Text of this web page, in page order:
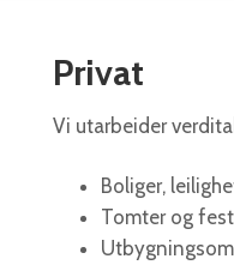
Privat
Vi utarbeider
Boliger,
Tomter og